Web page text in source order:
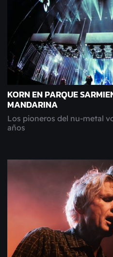
KORN EN PARQUE
MANDARINA
Los pioneros del nu-metal
años